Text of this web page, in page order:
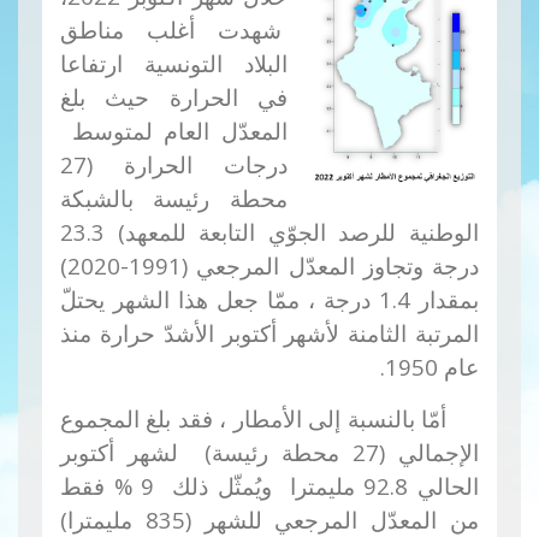
شهدت أغلب مناطق
البلاد التونسية ارتفاعا
في الحرارة حيث بلغ
المعدّل العام لمتوسط ​​
درجات الحرارة (27
محطة رئيسة
بالشبكة
الوطنية للرصد الجوّي التابعة للمعهد) 23.3
درجة وتجاوز المعدّل المرجعي (1991-2020)
بمقدار 1.4 درجة ، ممّا جعل هذا الشهر يحتلّ
المرتبة الثامنة لأشهر أكتوبر الأشدّ حرارة منذ
عام 1950.
أمّا بالنسبة إلى الأمطار ، فقد بلغ المجموع
الإجمالي (27 محطة رئيسة) لشهر أكتوبر
الحالي 92.8 مليمترا ويُمثّل ذلك 9
% فقط
من المعدّل المرجعي للشهر (835 مليمترا)